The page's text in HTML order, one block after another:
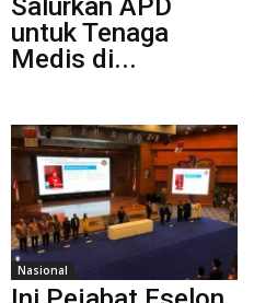
Salurkan APD
untuk Tenaga
Medis di...
Nasional